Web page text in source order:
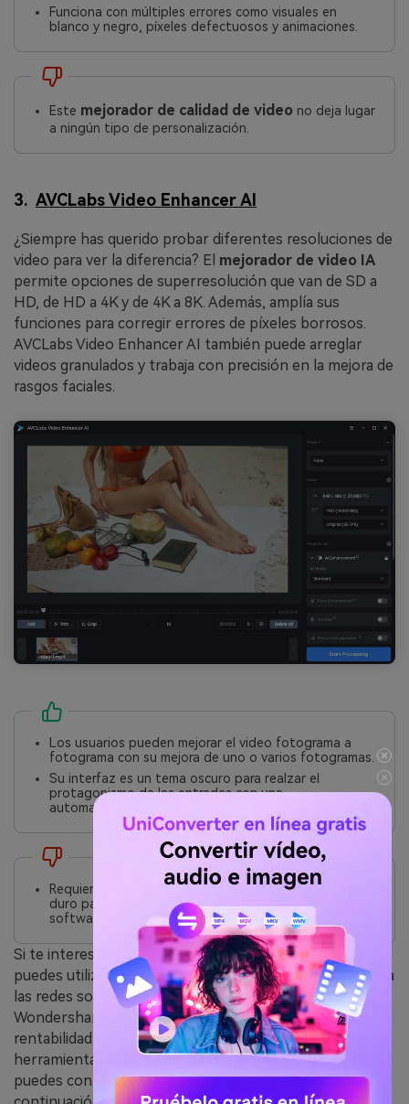
Funciona con múltiples errores como visuales en
blanco y negro, píxeles defectuosos y animaciones.
󠀰Este mejorador de calidad de video no deja lugar
a ningún tipo de personalización.
3. AVCLabs Video Enhancer AI
¿Siempre has querido probar diferentes resoluciones de
video para ver la diferencia? El mejorador de video IA
permite opciones de superresolución que van de SD a
HD, de HD a 4K y de 4K a 8K. Además, amplía sus
funciones para corregir errores de píxeles borrosos.
AVCLabs Video Enhancer AI también puede arreglar
videos granulados y trabaja con precisión en la mejora de
rasgos faciales.
Los usuarios pueden mejorar el video fotograma a
fotograma con su mejora de uno o varios fotogramas.
Su interfaz es un tema oscuro para realzar el
protagonismo de las entradas con una
automatización 100% IA.
Requiere un mínimo de 15 GB de espacio en el disco
duro para instalarse, lo que lo convierte en un
software pesado.
Si te interesa saber qué potenciador de video con IA
puedes utilizar para tus videos diarios antes de subirlos a
las redes sociales, te recomendamos que utilices
Wondershare UniConverter. Esto se debe a su
rentabilidad y a que es una completa caja de
herramientas para editar videos y audio. Por otra parte,
puedes confirmarlo consultando la tabla que figura a